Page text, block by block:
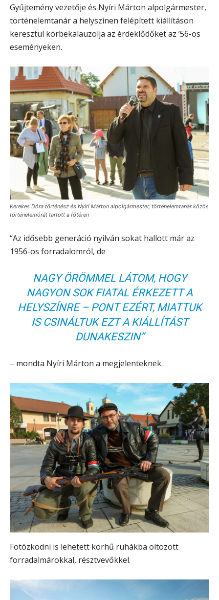
Gyűjtemény vezetője és Nyíri Márton alpolgármester,
történelemtanár a helyszínen felépített kiállításon
keresztül körbekalauzolja az érdeklődőket az ’56-os
eseményeken.
Kerekes Dóra történész és Nyíri Márton alpolgármester, történelemtanár közös
történelemórát tartott a főtéren
“Az idősebb generáció nyilván sokat hallott már az
1956-os forradalomról, de
NAGY ÖRÖMMEL LÁTOM, HOGY
NAGYON SOK FIATAL ÉRKEZETT A
HELYSZÍNRE – PONT EZÉRT, MIATTUK
IS CSINÁLTUK EZT A KIÁLLÍTÁST
DUNAKESZIN”
– mondta Nyíri Márton a megjelenteknek.
Fotózkodni is lehetett korhű ruhákba öltözött
forradalmárokkal, résztvevőkkel.